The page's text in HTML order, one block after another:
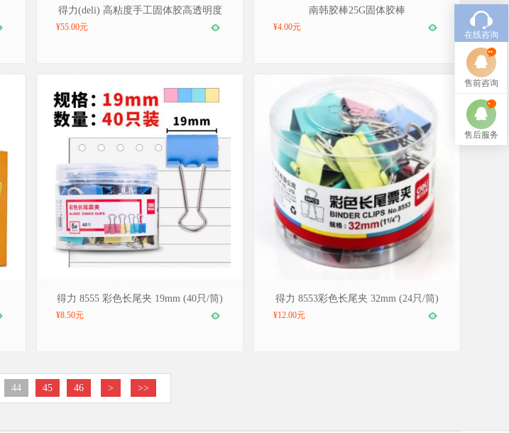
品牌：得力/deli，型号：7108
得力(deli) 高粘度手工固体胶高透明度
固体胶棒 21g 大号 7108 一盒
¥55.00元
品牌：得力/deli，型号：25G
南韩胶棒25G固体胶棒
¥4.00元
品牌：得力/deli，型号：8555
得力 8555 彩色长尾夹 19mm (40只/筒)
¥8.50元
品牌：得力/deli，型号：8553
得力 8553彩色长尾夹 32mm (24只/筒)
¥12.00元
44 45 46 > >>
在线咨询
售前咨询
售后服务